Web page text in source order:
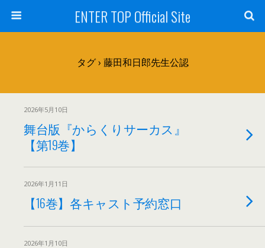
ENTER TOP Official Site
タグ › 藤田和日郎先生公認
2026年5月10日
舞台版『からくりサーカス』
【第19巻】
2026年1月11日
【16巻】各キャスト予約窓口
2026年1月10日